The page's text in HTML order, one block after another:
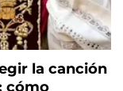
la canción
cómo